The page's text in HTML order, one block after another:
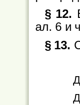
§ 12.
ал. 6 и
§ 13.